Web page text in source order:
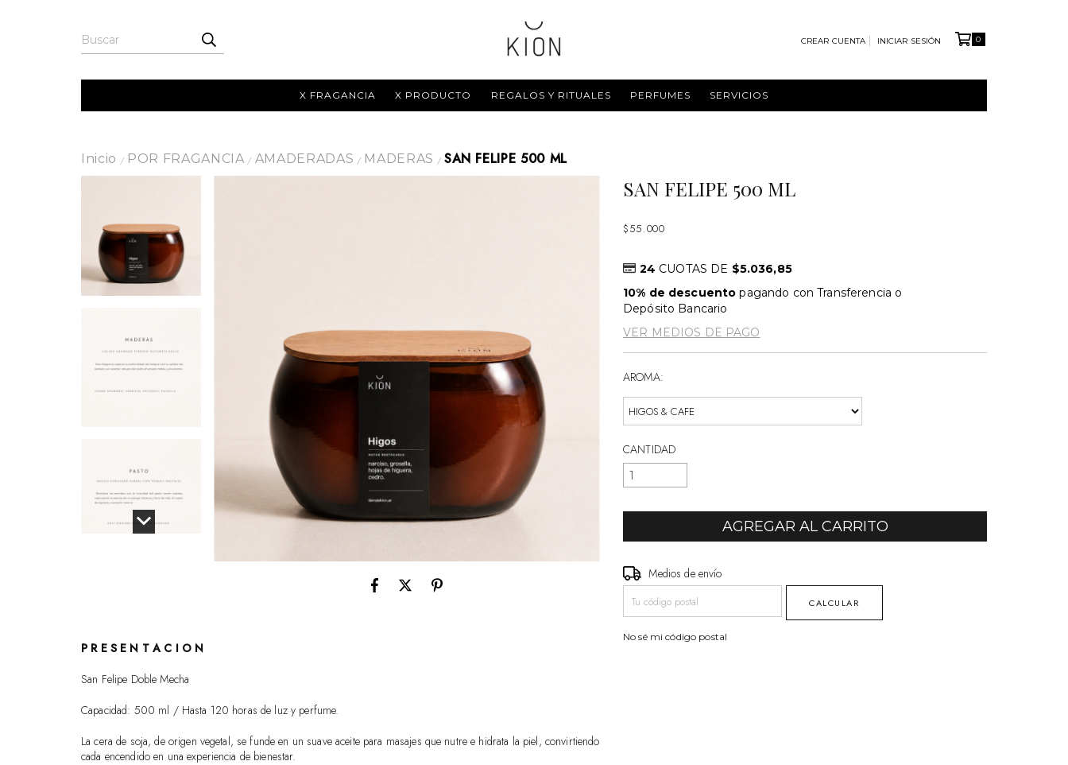
CREAR CUENTA INICIAR SESIÓN 0
X FRAGANCIA X PRODUCTO REGALOS Y RITUALES PERFUMES SERVICIOS
Inicio / POR FRAGANCIA / AMADERADAS / MADERAS / SAN FELIPE 500 ML
P R E S E N T A C I O N
San Felipe Doble Mecha
Capacidad: 500 ml / Hasta 120 horas de luz y perfume.
La cera de soja, de origen vegetal, se funde en un suave aceite para masajes que nutre e hidrata la piel, convirtiendo
cada encendido en una experiencia de bienestar.
SAN FELIPE 500 ML
$55.000
24 CUOTAS DE $5.036,85
10% de descuento pagando con Transferencia o
Depósito Bancario
VER MEDIOS DE PAGO
AROMA:
CANTIDAD
Entregas para el CP:
Medios de envío
CALCULAR
No sé mi código postal